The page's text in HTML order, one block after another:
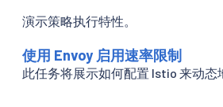
演示策略执行特性。
使用 Envoy 启用速率限制
此任务将展示如何配置 Istio 来动态